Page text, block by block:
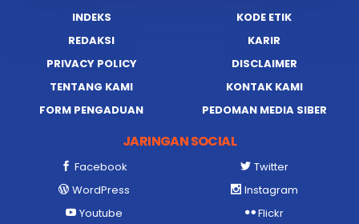
INDEKS
KODE ETIK
REDAKSI
KARIR
PRIVACY POLICY
DISCLAIMER
TENTANG KAMI
KONTAK KAMI
FORM PENGADUAN
PEDOMAN MEDIA SIBER
JARINGAN SOCIAL
Facebook
Twitter
WordPress
Instagram
Youtube
Flickr